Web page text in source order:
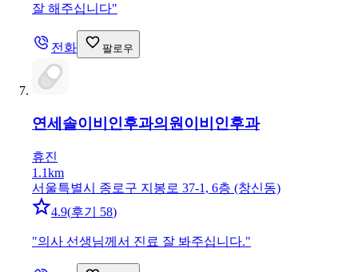
잘 해주십니다"
전화 팔로우
연세솔이비인후과의원 이비인후과
휴진
1.1km
서울특별시 종로구 지봉로 37-1, 6층 (창신동)
4.9(후기 58)
"의사 선생님께서 진료 잘 봐주십니다."